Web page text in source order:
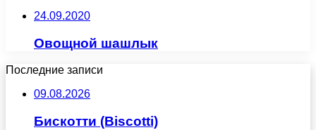
24.09.2020
Овощной шашлык
Последние записи
09.08.2026
Бискотти (Biscotti)